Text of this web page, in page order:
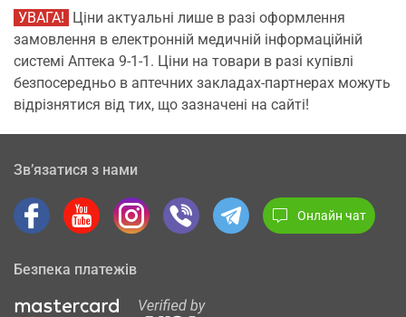
УВАГА! Ціни актуальні лише в разі оформлення
замовлення в електронній медичній інформаційній
системі Аптека 9-1-1. Ціни на товари в разі купівлі
безпосередньо в аптечних закладах-партнерах можуть
відрізнятися від тих, що зазначені на сайті!
Зв’язатися з нами
Онлайн чат
Безпека платежів